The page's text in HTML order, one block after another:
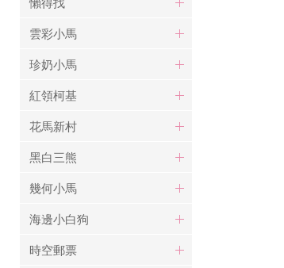
雲彩小馬
珍奶小馬
紅領柯基
花馬新村
黑白三熊
幾何小馬
海邊小白狗
時空郵票